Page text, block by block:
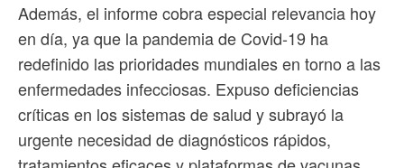
Además, el informe cobra especial relevancia hoy
en día, ya que la pandemia de Covid-19 ha
redefinido las prioridades mundiales en torno a las
enfermedades infecciosas. Expuso deficiencias
críticas en los sistemas de salud y subrayó la
urgente necesidad de diagnósticos rápidos,